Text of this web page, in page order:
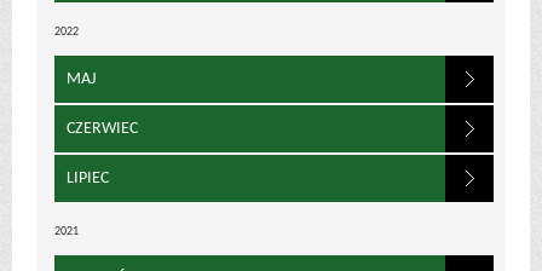
2022
MAJ
CZERWIEC
LIPIEC
2021